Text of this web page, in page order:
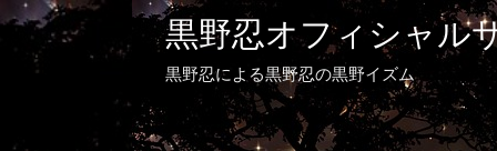
黒野忍オフィシャル
黒野忍による黒野忍の黒野イズム